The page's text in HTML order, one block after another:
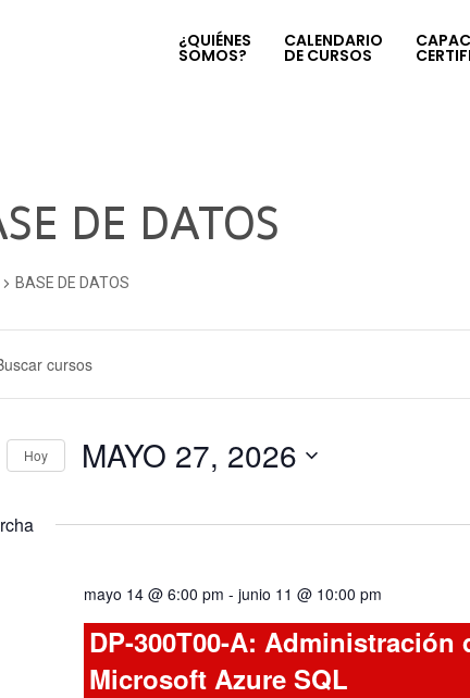
¿QUIÉNES
SOMOS?
CALENDARIO
DE CURSOS
DE DATOS
BASE DE DATOS
Hoy MAYO 27, 2026
mayo 14 @ 6:00 pm - junio 11 @ 10:00 pm
DP-300T00-A:
Microsoft Azure SQL